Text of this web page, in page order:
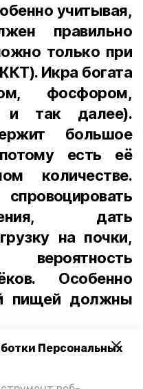
Персональных
учитывая,
правильно
только при
Икра богата
фосфором,
и так далее).
большое
есть её
количестве.
дать
на почки,
Особенно
пищей должны
безопасной
30-50 граммов